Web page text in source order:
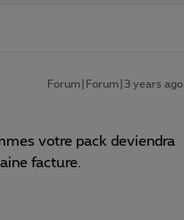
Forum|Forum|3 years ago
votre pack deviendra
facture.